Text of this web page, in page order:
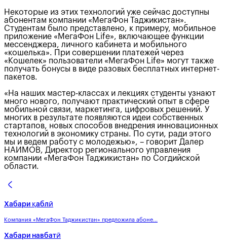
Некоторые из этих технологий уже сейчас доступны
абонентам компании «МегаФон Таджикистан».
Студентам было представлено, к примеру, мобильное
приложение «МегаФон Life», включающее функции
мессенджера, личного кабинета и мобильного
«кошелька». При совершении платежей через
«Кошелек» пользователи «МегаФон Life» могут также
получать бонусы в виде разовых бесплатных интернет-
пакетов.
«На наших мастер-классах и лекциях студенты узнают
много нового, получают практический опыт в сфере
мобильной связи, маркетинга, цифровых решений. У
многих в результате появляются идеи собственных
стартапов, новых способов внедрения инновационных
технологий в экономику страны. По сути, ради этого
мы и ведем работу с молодежью», – говорит Далер
НАИМОВ, Директор регионального управления
компании «МегаФон Таджикистан» по Согдийской
области.
Хабари қаблӣ
Компания «МегаФон Таджикистан» предложила абоне...
Хабари навбатӣ